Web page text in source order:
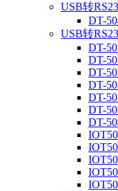
USB转
DT-
USB转
DT-
DT-
DT-
DT-
DT-
DT-
DT-